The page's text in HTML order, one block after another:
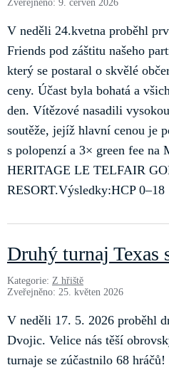
Zveřejněno: 9. červen 2026
V neděli 24.kvetna proběhl
Friends pod záštitu našeho
který se postaral o skvělé
ceny. Účast byla bohatá a
den. Vítězové nasadili
soutěže, jejíž hlavní cenou je
s polopenzí a 3× green fee
HERITAGE LE TELFAIR
RESORT.Výsledky:HCP 0–18
Druhý turnaj Texas
Kategorie: Z hřiště
Zveřejněno: 25. květen 2026
V neděli 17. 5. 2026 proběhl
Dvojic. Velice nás těší
turnaje se zúčastnilo 68